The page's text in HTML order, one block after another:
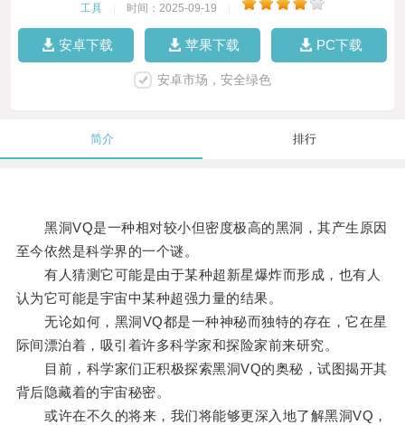
工具 时间：2025-09-19
安卓下载 苹果下载 PC下载
安卓市场，安全绿色
简介 排行
黑洞VQ是一种相对较小但密度极高的黑洞，其产生原因
至今依然是科学界的一个谜。
有人猜测它可能是由于某种超新星爆炸而形成，也有人
认为它可能是宇宙中某种超强力量的结果。
无论如何，黑洞VQ都是一种神秘而独特的存在，它在星
际间漂泊着，吸引着许多科学家和探险家前来研究。
目前，科学家们正积极探索黑洞VQ的奥秘，试图揭开其
背后隐藏着的宇宙秘密。
或许在不久的将来，我们将能够更深入地了解黑洞VQ，